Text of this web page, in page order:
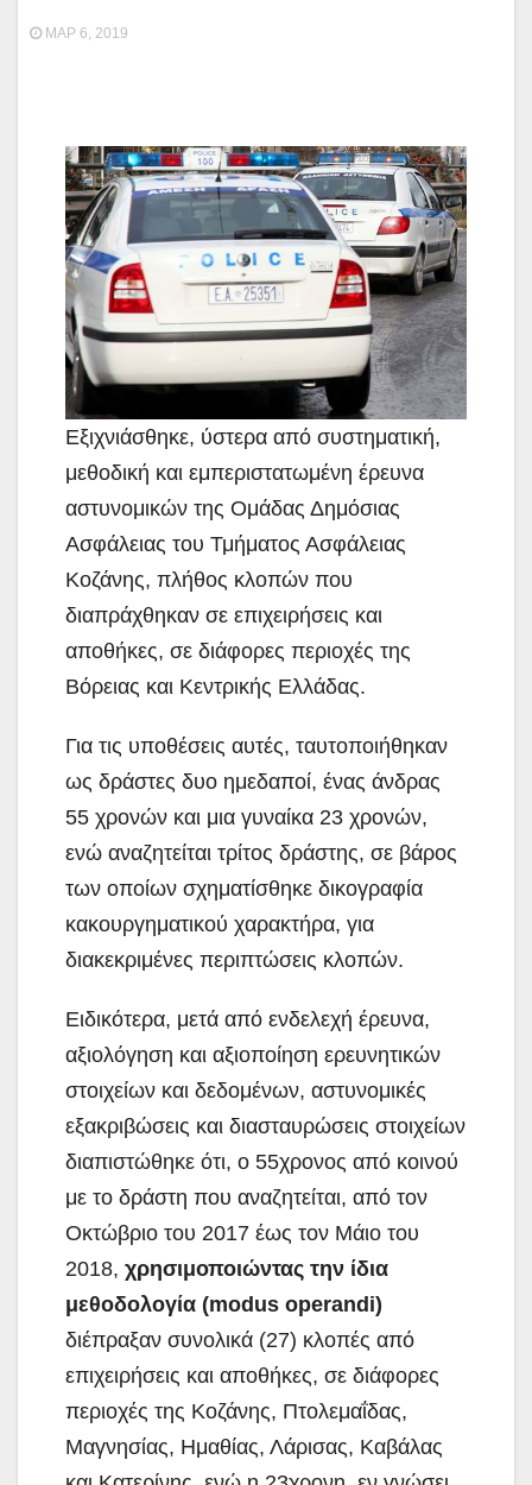
ΜΑΡ 6, 2019
Εξιχνιάσθηκε, ύστερα από συστηματική,
μεθοδική και εμπεριστατωμένη έρευνα
αστυνομικών της Ομάδας Δημόσιας
Ασφάλειας του Τμήματος Ασφάλειας
Κοζάνης, πλήθος κλοπών που
διαπράχθηκαν σε επιχειρήσεις και
αποθήκες, σε διάφορες περιοχές της
Βόρειας και Κεντρικής Ελλάδας.
Για τις υποθέσεις αυτές, ταυτοποιήθηκαν
ως δράστες δυο ημεδαποί, ένας άνδρας
55 χρονών και μια γυναίκα 23 χρονών,
ενώ αναζητείται τρίτος δράστης, σε βάρος
των οποίων σχηματίσθηκε δικογραφία
κακουργηματικού χαρακτήρα, για
διακεκριμένες περιπτώσεις κλοπών.
Ειδικότερα, μετά από ενδελεχή έρευνα,
αξιολόγηση και αξιοποίηση ερευνητικών
στοιχείων και δεδομένων, αστυνομικές
εξακριβώσεις και διασταυρώσεις στοιχείων
διαπιστώθηκε ότι, ο 55χρονος από κοινού
με το δράστη που αναζητείται, από τον
Οκτώβριο του 2017 έως τον Μάιο του
2018, χρησιμοποιώντας την ίδια
μεθοδολογία (modus operandi)
διέπραξαν συνολικά (27) κλοπές από
επιχειρήσεις και αποθήκες, σε διάφορες
περιοχές της Κοζάνης, Πτολεμαΐδας,
Μαγνησίας, Ημαθίας, Λάρισας, Καβάλας